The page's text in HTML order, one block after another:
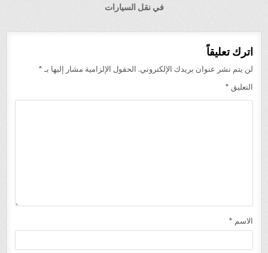
في نقل السيارات
اترك تعليقاً
لن يتم نشر عنوان بريدك الإلكتروني. الحقول الإلزامية مشار إليها بـ *
التعليق *
الاسم *